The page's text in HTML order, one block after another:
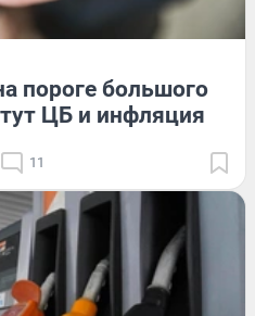
пороге большого
ЦБ и инфляция
11